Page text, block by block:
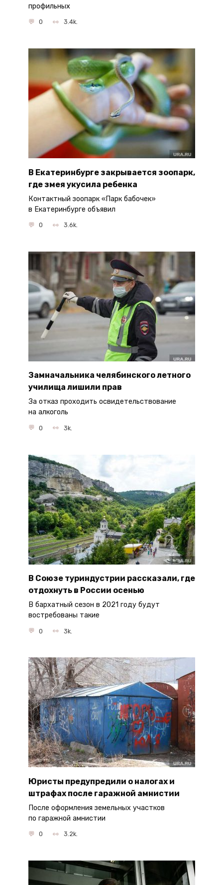
профильных
0 3.4k.
В Екатеринбурге закрывается зоопарк,
где змея укусила ребенка
Контактный зоопарк «Парк бабочек»
в Екатеринбурге объявил
0 3.6k.
Замначальника челябинского летного
училища лишили прав
За отказ проходить освидетельствование
на алкоголь
0 3k.
В Союзе туриндустрии рассказали, где
отдохнуть в России осенью
В бархатный сезон в 2021 году будут
востребованы такие
0 3k.
Юристы предупредили о налогах и
штрафах после гаражной амнистии
После оформления земельных участков
по гаражной амнистии
0 3.2k.